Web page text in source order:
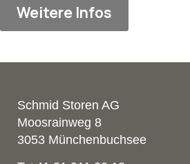
Weitere Infos
Schmid Storen AG
Moosrainweg 8
3053 Münchenbuchsee